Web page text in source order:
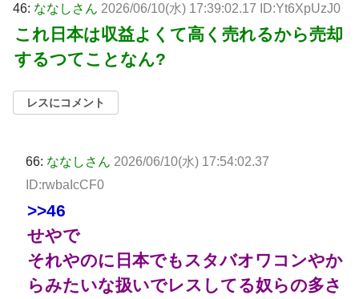
46: ななしさん 2026/06/10(水) 17:39:02.17 ID:Yt6XpUzJ0
これ日本は収益よくて高く売れるから売却
するつてことなん?
レスにコメント
66: ななしさん 2026/06/10(水) 17:54:02.37
ID:rwbaIcCF0
>>46
せやで
それやのに日本でもスタバオワコンやか
らみたいな扱いでレスしてる奴らの多さ